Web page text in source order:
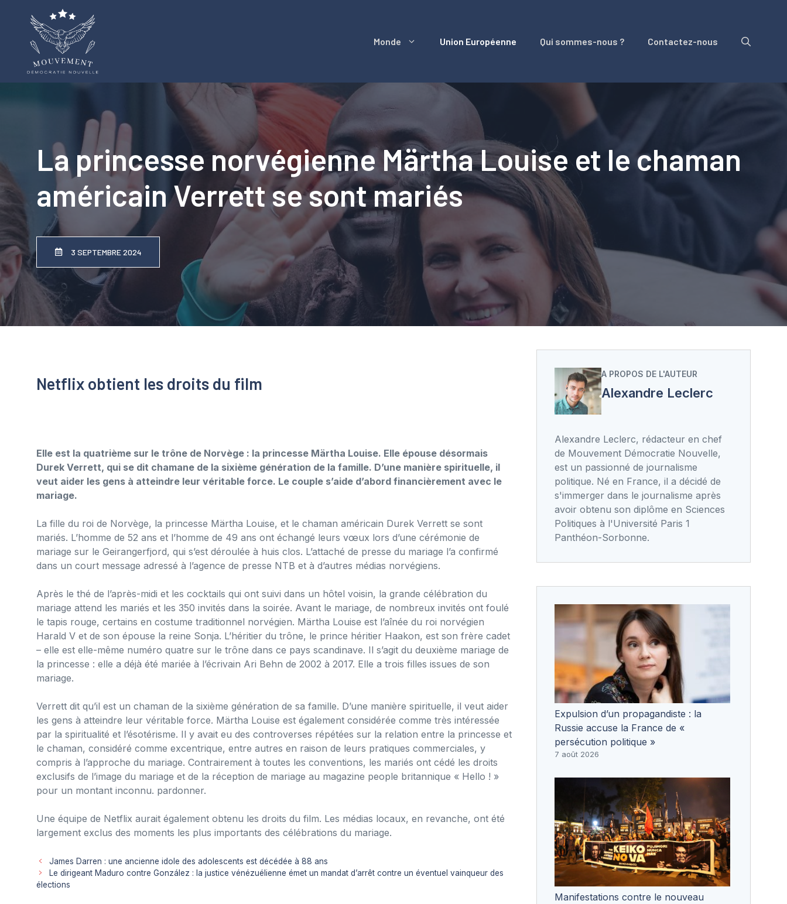
Monde Union Européenne Qui sommes-nous ? Contactez-nous
La princesse norvégienne Märtha Louise et le chaman
américain Verrett se sont mariés
3 SEPTEMBRE 2024
Netflix obtient les droits du film
Elle est la quatrième sur le trône de Norvège : la princesse Märtha Louise. Elle épouse désormais
Durek Verrett, qui se dit chamane de la sixième génération de la famille. D’une manière spirituelle, il
veut aider les gens à atteindre leur véritable force. Le couple s’aide d’abord financièrement avec le
mariage.
La fille du roi de Norvège, la princesse Märtha Louise, et le chaman américain Durek Verrett se sont
mariés. L’homme de 52 ans et l’homme de 49 ans ont échangé leurs vœux lors d’une cérémonie de
mariage sur le Geirangerfjord, qui s’est déroulée à huis clos. L’attaché de presse du mariage l’a confirmé
dans un court message adressé à l’agence de presse NTB et à d’autres médias norvégiens.
Après le thé de l’après-midi et les cocktails qui ont suivi dans un hôtel voisin, la grande célébration du
mariage attend les mariés et les 350 invités dans la soirée. Avant le mariage, de nombreux invités ont foulé
le tapis rouge, certains en costume traditionnel norvégien. Märtha Louise est l’aînée du roi norvégien
Harald V et de son épouse la reine Sonja. L’héritier du trône, le prince héritier Haakon, est son frère cadet
– elle est elle-même numéro quatre sur le trône dans ce pays scandinave. Il s’agit du deuxième mariage de
la princesse : elle a déjà été mariée à l’écrivain Ari Behn de 2002 à 2017. Elle a trois filles issues de son
mariage.
Verrett dit qu’il est un chaman de la sixième génération de sa famille. D’une manière spirituelle, il veut aider
les gens à atteindre leur véritable force. Märtha Louise est également considérée comme très intéressée
par la spiritualité et l’ésotérisme. Il y avait eu des controverses répétées sur la relation entre la princesse et
le chaman, considéré comme excentrique, entre autres en raison de leurs pratiques commerciales, y
compris à l’approche du mariage. Contrairement à toutes les conventions, les mariés ont cédé les droits
exclusifs de l’image du mariage et de la réception de mariage au magazine people britannique « Hello ! »
pour un montant inconnu. pardonner.
Une équipe de Netflix aurait également obtenu les droits du film. Les médias locaux, en revanche, ont été
largement exclus des moments les plus importants des célébrations du mariage.
James Darren : une ancienne idole des adolescents est décédée à 88 ans
Le dirigeant Maduro contre González : la justice vénézuélienne émet un mandat d’arrêt contre un éventuel vainqueur des
élections
A PROPOS DE L'AUTEUR
Alexandre Leclerc
Alexandre Leclerc, rédacteur en chef
de Mouvement Démocratie Nouvelle,
est un passionné de journalisme
politique. Né en France, il a décidé de
s'immerger dans le journalisme après
avoir obtenu son diplôme en Sciences
Politiques à l'Université Paris 1
Panthéon-Sorbonne.
Expulsion d’un propagandiste : la
Russie accuse la France de «
persécution politique »
7 août 2026
Manifestations contre le nouveau